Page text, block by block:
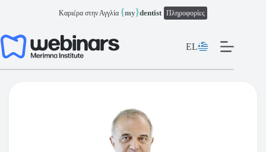
Καριέρα στην Αγγλία {my}dentist Πληροφορίες
EL